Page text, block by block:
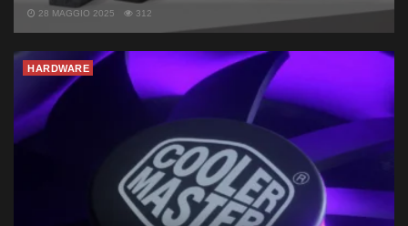
28 MAGGIO 2025 312
HARDWARE